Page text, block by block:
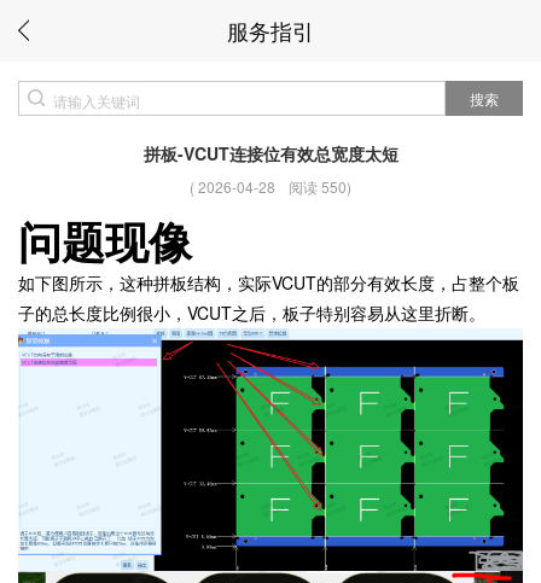
服务指引
搜索
拼板-VCUT连接位有效总宽度太短
(2026-04-28 阅读 550)
问题现像
如下图所示，这种拼板结构，实际VCUT的部分有效长度，占整个板
子的总长度比例很小，VCUT之后，板子特别容易从这里折断。